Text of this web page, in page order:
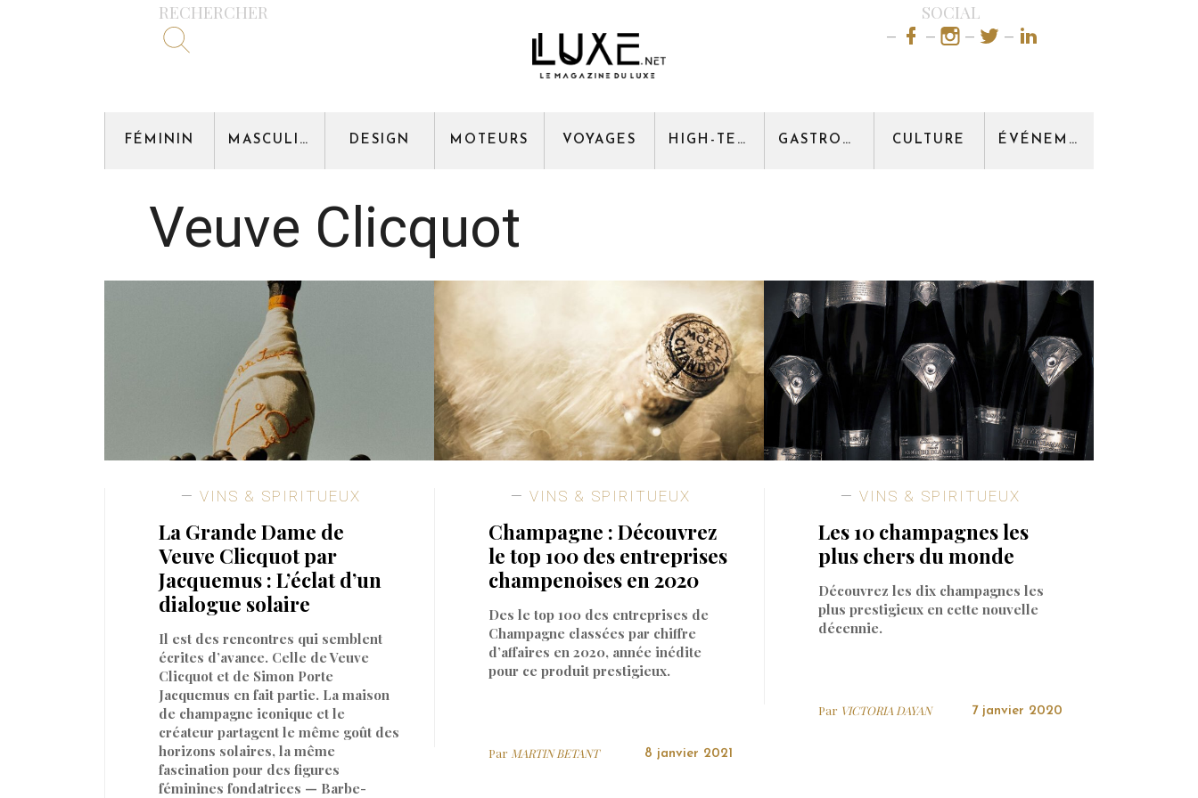
RECHERCHER SOCIAL
FÉMININ MASCULIN DESIGN MOTEURS VOYAGES HIGH-TECH GASTRONOMIE CULTURE ÉVÉNEMENT
Veuve Clicquot
VINS & SPIRITUEUX
La Grande Dame de
Veuve Clicquot par
Jacquemus : L’éclat d’un
dialogue solaire
Il est des rencontres qui semblent
écrites d’avance. Celle de Veuve
Clicquot et de Simon Porte
Jacquemus en fait partie. La maison
de champagne iconique et le
créateur partagent le même goût des
horizons solaires, la même
fascination pour des figures
féminines fondatrices — Barbe-
VINS & SPIRITUEUX
Champagne : Découvrez
le top 100 des entreprises
champenoises en 2020
Des le top 100 des entreprises de
Champagne classées par chiffre
d’affaires en 2020, année inédite
pour ce produit prestigieux.
Par MARTIN BETANT 8 janvier 2021
VINS & SPIRITUEUX
Les 10 champagnes les
plus chers du monde
Découvrez les dix champagnes les
plus prestigieux en cette nouvelle
décennie.
Par VICTORIA DAYAN 7 janvier 2020